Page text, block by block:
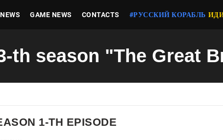
GAME NEWS CONTACTS #РУССКИЙ КОРАБЛЬ
th season "The Great
1-TH EPISODE